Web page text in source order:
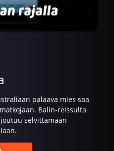
palaava mies saa
Balin-reissulta
selvittämään